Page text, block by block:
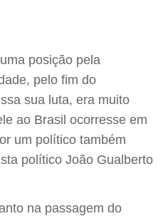
posição pela
pelo fim do
sua luta, era muito
ao Brasil ocorresse em
um político também
político João Gualberto
na passagem do